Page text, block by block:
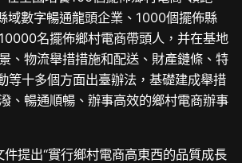
域數字暢通龍頭企業、1000個擺佈縣
名擺佈鄉村電商帶頭人，并在基地
、物流舉措措施和配送、財產鏈條、特
等十多個方面出臺辦法，基礎建成舉措
、暢通順暢、辦事高效的鄉村電商辦事
提出“實行鄉村電商高東西的品質成長